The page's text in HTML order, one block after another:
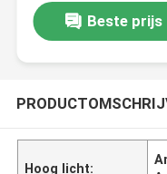
Beste prijs
Hoog licht: